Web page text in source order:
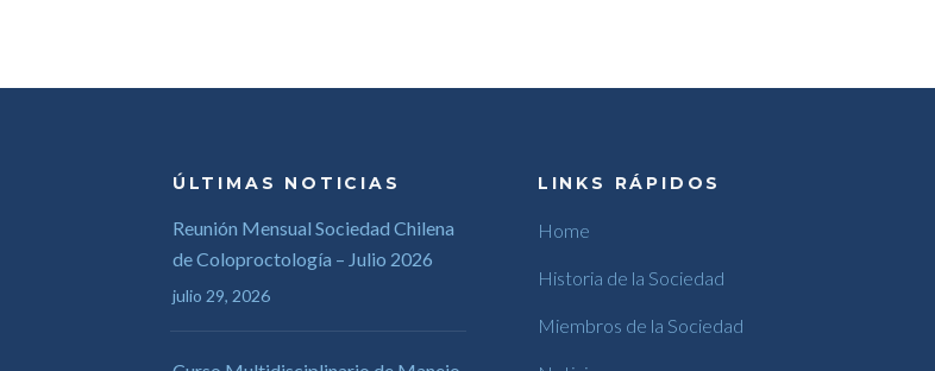
ÚLTIMAS NOTICIAS
Reunión Mensual Sociedad Chilena
de Coloproctología – Julio 2026
julio 29, 2026
LINKS RÁPIDOS
Home
Historia de la Sociedad
Miembros de la Sociedad